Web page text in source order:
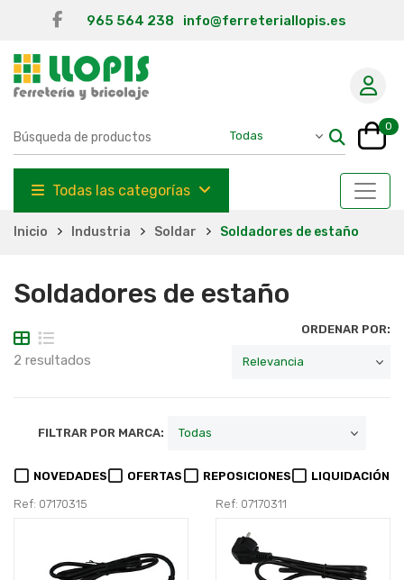
965 564 238 info@ferreteriallopis.es
0
Todas las categorías
Inicio Industria Soldar Soldadores de estaño
Soldadores de estaño
2 resultados
ORDENAR POR:
FILTRAR POR MARCA:
NOVEDADES OFERTAS REPOSICIONES LIQUIDACIÓN
Ref: 07170315 Ref: 07170311